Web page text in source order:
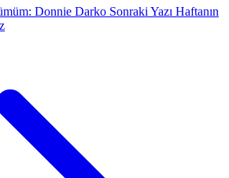
Donnie Darko Sonraki Yazı Haftanın